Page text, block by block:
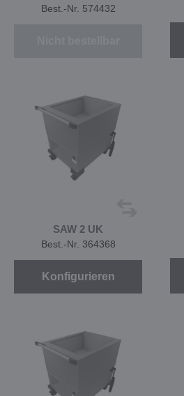
Best.-Nr. 574432
SAW 2 UK
Best.-Nr. 364368
Konfigurieren